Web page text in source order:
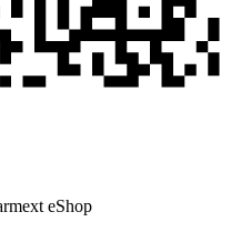
eShop